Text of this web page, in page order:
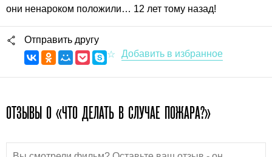
они ненароком положили… 12 лет тому назад!
Отправить другу
ОТЗЫВЫ О «ЧТО ДЕЛАТЬ В СЛУЧАЕ ПОЖАРА?»